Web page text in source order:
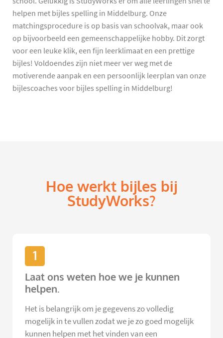
helpen met bijles spelling in Middelburg. Onze
matchingsprocedure is op basis van schoolvak, maar ook
op bijvoorbeeld een gemeenschappelijke hobby. Dit zorgt
voor een leuke klik, een fijn leerklimaat en een prettige
bijles! Voldoendes zijn niet meer ver weg met de
motiverende aanpak en een persoonlijk leerplan van onze
bijlescoaches voor bijles spelling in Middelburg!
Hoe werkt bijles bij
StudyWorks?
1
Laat ons weten hoe we je kunnen
helpen.
Het is belangrijk om je gegevens zo volledig
mogelijk in te vullen zodat we je zo goed mogelijk
kunnen helpen met het vinden van een